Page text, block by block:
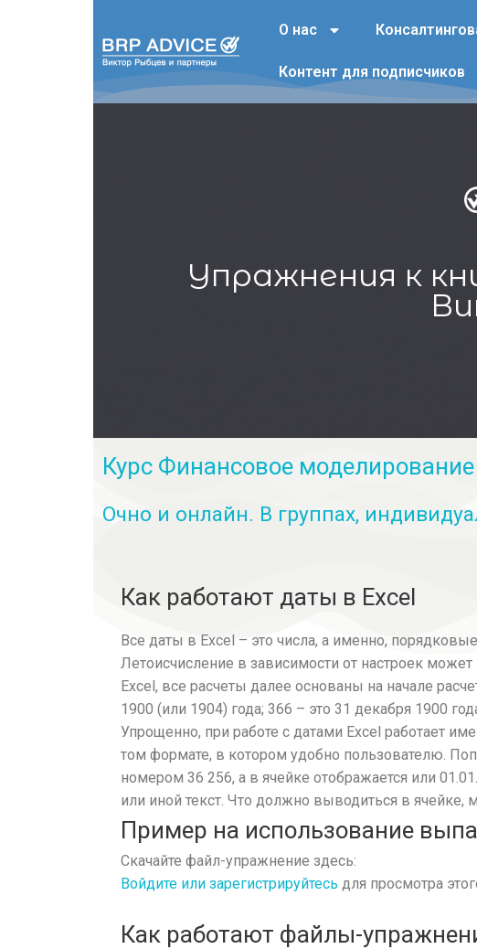
О нас
Контент для подписчиков
Упражнения к
Курс Финансовое моделирование
Очно и онлайн. В группах,
Как работают даты в Excel
Все даты в Excel – это числа, а именно,
Летоисчисление в зависимости от настроек
Excel, все расчеты далее основаны на начале
1900 (или 1904) года; 366 – это 31 декабря 1900
Упрощенно, при работе с датами Excel работает
том формате, в котором удобно пользователю.
номером 36 256, а в ячейке отображается или
или иной текст. Что должно выводиться в ячейке,
Пример на использование
Скачайте файл-упражнение здесь:
Войдите или зарегистрируйтесь для просмотра
Как работают файлы-